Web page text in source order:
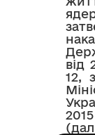
від
12,